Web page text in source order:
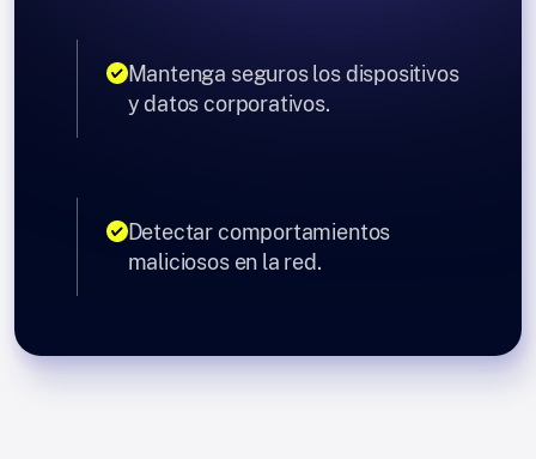
Mantenga seguros los dispositivos
y datos corporativos.
Detectar comportamientos
maliciosos en la red.